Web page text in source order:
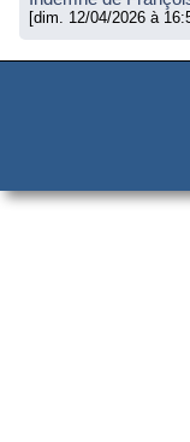
[dim. 12/04/2026 à